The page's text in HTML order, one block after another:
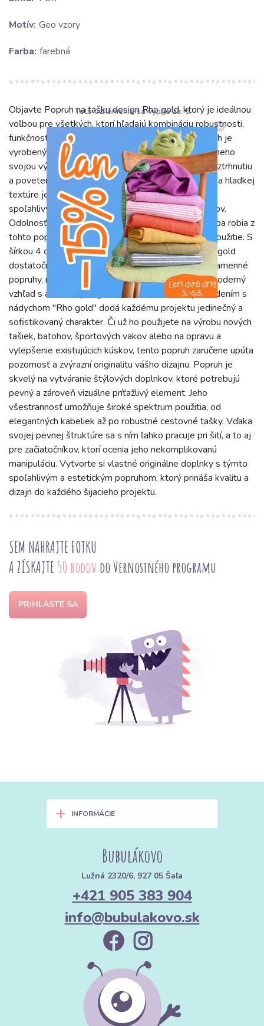
Motív: Geo vzory
Farba: farebná
Objavte Popruh na tašku design Rho gold, ktorý je ideálnou
voľbou pre všetkých, ktorí hľadajú kombináciu robustnosti,
funkčnosti a štýlového dizajnu. Tento kvalitný popruh je
vyrobený zo 100% polyesteru (PE), materiálu známeho
svojou výnimočnou odolnosťou voči opotrebeniu, roztrhnutiu
a poveternostným vplyvom. Vďaka svojej pevnosti a hladkej
textúre je nielen príjemný na dotyk, ale aj extrémne
spoľahlivý, čo zaručuje dlhú životnosť vašich výrobkov.
Odolnosť voči vyblednutiu farieb a jednoduchá údržba robia z
tohto popruhu praktický doplnok pre každodenné použitie. S
šírkou 4 cm poskytuje Popruh na tašku design Rho gold
dostatočnú oporu a pohodlie pri nosení, či už ide o ramenné
popruhy, rukoväte alebo dekoratívne pásiky. Jeho moderný
vzhľad s atraktívnymi geo vzormi a farebným prevedením s
nádychom "Rho gold" dodá každému projektu jedinečný a
sofistikovaný charakter. Či už ho použijete na výrobu nových
tašiek, batohov, športových vakov alebo na opravu a
vylepšenie existujúcich kúskov, tento popruh zaručene upúta
pozornosť a zvýrazní originalitu vášho dizajnu. Popruh je
skvelý na vytváranie štýlových doplnkov, ktoré potrebujú
pevný a zároveň vizuálne príťažlivý element. Jeho
všestrannosť umožňuje široké spektrum použitia, od
elegantných kabeliek až po robustné cestovné tašky. Vďaka
svojej pevnej štruktúre sa s ním ľahko pracuje pri šití, a to aj
pre začiatočníkov, ktorí ocenia jeho nekomplikovanú
manipuláciu. Vytvorte si vlastné originálne doplnky s týmto
spoľahlivým a estetickým popruhom, ktorý prináša kvalitu a
dizajn do každého šijacieho projektu.
SEM NAHRAJTE FOTKU
A ZÍSKAJTE 50 bodov do Vernostného programu
PRIHLÁSTE SA
+ INFORMÁCIE
Bubulákovo
Lužná 2320/6, 927 05 Šaľa
+421 905 383 904
info@bubulakovo.sk
Toto oznámenie sa vypne za:5